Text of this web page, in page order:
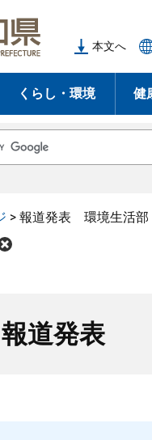
本文へ
くらし・環境 健
> 報道発表 環境生活部
報道発表